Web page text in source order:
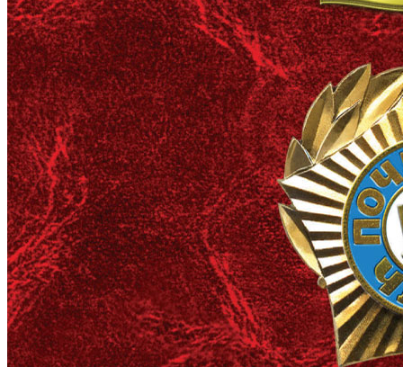
Про УТОГ
Керівництво УТОГ
Громадські ради УТОГ ⩺
Всеукраїнська Рада голів обласних
організацій УТОГ
Всеукраїнська Рада ветеранів УТОГ
Всеукраїнська Рада перекладачів жестової
мови УТОГ
Всеукраїнська Рада директорів УТОГ
Всеукраїнська молодіжна Рада УТОГ
Молодіжні лідери УТОГ
Ветерани УТОГ
Мережа УТОГ
Підприємства УТОГ
Рекорди УТОГ
Видання УТОГ
Звіти
Посилання сторінок УТОГ
Контакти